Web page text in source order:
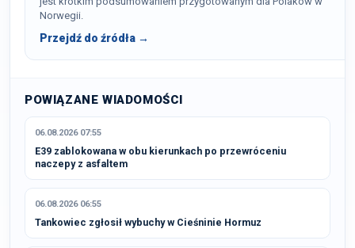
Norwegii.
Przejdź do źródła →
POWIĄZANE WIADOMOŚCI
06.08.2026 07:55
E39 zablokowana w obu kierunkach po przewróceniu
naczepy z asfaltem
06.08.2026 06:55
Tankowiec zgłosił wybuchy w Cieśninie Hormuz